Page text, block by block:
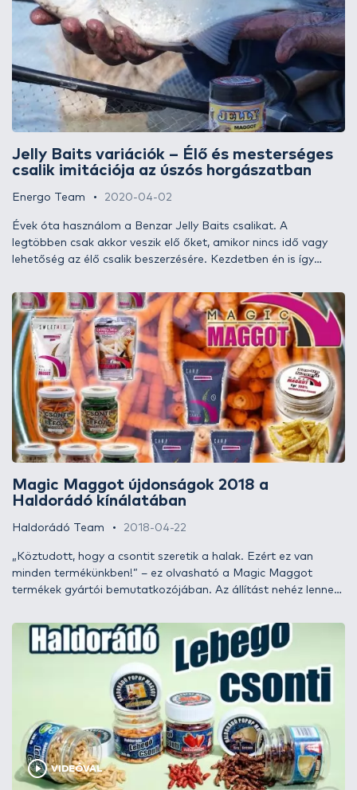
Jelly Baits variációk – Élő és mesterséges
csalik imitációja az úszós horgászatban
Energo Team 2020-04-02
Évek óta használom a Benzar Jelly Baits csalikat. A
legtöbben csak akkor veszik elő őket, amikor nincs idő vagy
lehetőség az élő csalik beszerzésére. Kezdetben én is így
pelletek eredményessége hívta fel a figyelmem a bennük rejlő
lehetőségre. Így alakult ki az a gyakorlat, hogy úszós és
feederes horgászat során is egész évben gyakran használom
magukban vagy élő csalival kombinálva ezeket a tökéletes
imitációkat.
Magic Maggot újdonságok 2018 a
Haldorádó kínálatában
Haldorádó Team 2018-04-22
„Köztudott, hogy a csontit szeretik a halak. Ezért ez van
minden termékünkben!” – ez olvasható a Magic Maggot
termékek gyártói bemutatkozójában. Az állítást nehéz lenne
csalogatóanyagnak számít az eredményes békéshal-
horgászat során. Nos, ezt a naturális, hagyományos élő
anyagot ötvözték egy jó adag kreativitással és a modern
gyártástechnológiával, amiből egyedülállóan különleges
végeredmények születtek. Ismerjétek meg ezeket!
VIDEÓVAL